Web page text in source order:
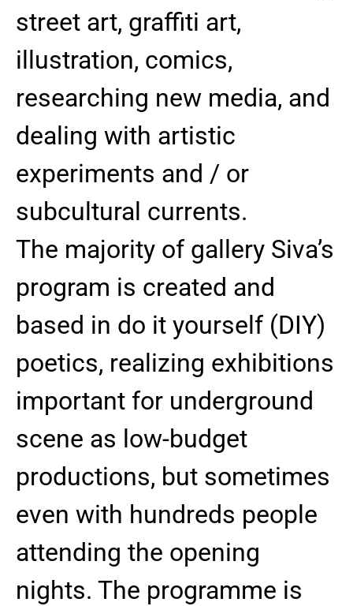
street art, graffiti art,
illustration, comics,
researching new media, and
dealing with artistic
experiments and / or
subcultural currents.
The majority of gallery Siva’s
program is created and
based in do it yourself (DIY)
poetics, realizing exhibitions
important for underground
scene as low-budget
productions, but sometimes
even with hundreds people
attending the opening
nights. The programme is